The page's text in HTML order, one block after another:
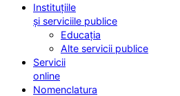
Instituțiile
și serviciile publice
Educația
Alte servicii publice
Servicii
online
Nomenclatura